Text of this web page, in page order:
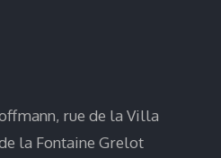
rue de la Villa
la Fontaine Grelot